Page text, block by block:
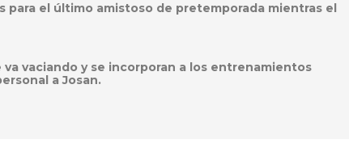
el último amistoso de pretemporada mientras el
vaciando y se incorporan a los entrenamientos
a Josan.